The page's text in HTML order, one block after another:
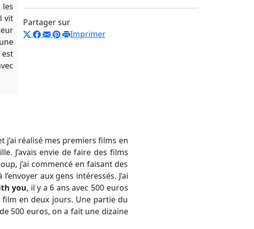
les
vit
Partager sur
Imprimer
j’ai réalisé mes premiers films en
J’avais envie de faire des films
j’ai commencé en faisant des
aux gens intéressés. J’ai
you, il y a 6 ans avec 500 euros
en deux jours. Une partie du
500 euros, on a fait une dizaine